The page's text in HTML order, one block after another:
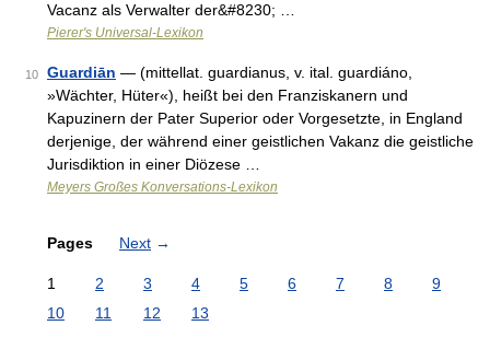
Vacanz als Verwalter der&#8230; …
Pierer's Universal-Lexikon
10 Guardiān — (mittellat. guardianus, v. ital. guardiáno,
»Wächter, Hüter«), heißt bei den Franziskanern und
Kapuzinern der Pater Superior oder Vorgesetzte, in England
derjenige, der während einer geistlichen Vakanz die geistliche
Jurisdiktion in einer Diözese …
Meyers Großes Konversations-Lexikon
Pages Next →
1 2 3 4 5 6 7 8
9
10
11 12 13